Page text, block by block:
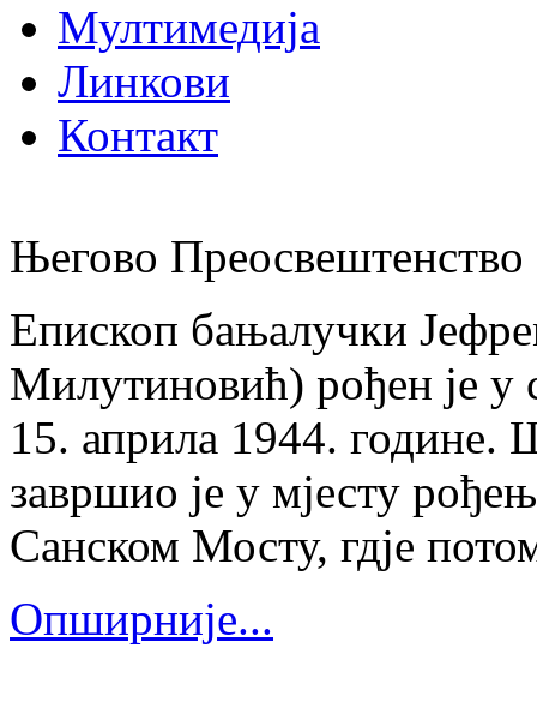
Мултимедија
Линкови
Контакт
Његово
Епископ бањалучки
Милутиновић) рођен је у
15. априла 1944. године.
завршио је у мјесту
Санском Мосту, гдје
Опширније...